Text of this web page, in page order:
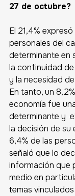
27 de octubre?
El 21,4%
personales del
determinante en
la continuidad de
y la necesidad
En tanto, un
economía fue
determinante y
la decisión de su
6,4% de las
señaló que lo
información que
medio en
temas